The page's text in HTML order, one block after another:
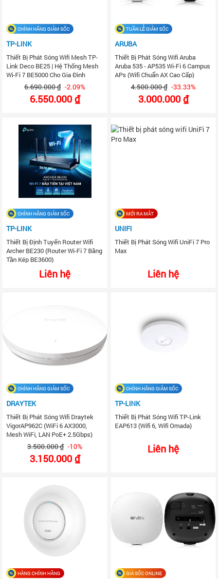
CHÍNH HÃNG GIẢM SỐC
TP-LINK
Thiết Bị Phát Sóng Wifi Mesh TP-
Link Deco BE25 | Hệ Thống Mesh
Wi-Fi 7 BE5000 Cho Gia Đình
6.690.000 ₫ -2.09%
6.550.000 ₫
TUẦN LỄ GIẢM SỐC
ARUBA
Thiết Bị Phát Sóng Wifi Aruba
Aruba 535 - AP535 Wi-Fi 6 Campus
APs (Wifi Chuẩn AX Cao Cấp)
4.500.000 ₫ -33.33%
3.000.000 ₫
CHÍNH HÃNG GIẢM SỐC
TP-LINK
Thiết Bị Định Tuyến Router Wifi
Archer BE230 (Router Wi-Fi 7 Băng
Tần Kép BE3600)
Liên hệ
MỚI RA MẮT
UNIFI
Thiết Bị Phát Sóng Wifi UniFi 7 Pro
Max
Liên hệ
CHÍNH HÃNG GIẢM SỐC
DRAYTEK
Thiết Bị Phát Sóng Wifi Draytek
VigorAP962C (WiFi 6 AX3000,
Mesh WiFi, LAN PoE+ 2.5Gbps)
3.500.000 ₫ -10%
3.150.000 ₫
CHÍNH HÃNG GIẢM SỐC
TP-LINK
Thiết Bị Phát Sóng Wifi TP-Link
EAP613 (Wifi 6, Wifi Omada)
Liên hệ
HÀNG CHÍNH HÃNG GIÁ SỐC ONLINE